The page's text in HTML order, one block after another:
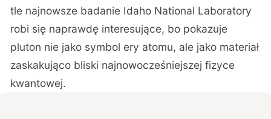
tle najnowsze badanie Idaho National Laboratory
robi się naprawdę interesujące, bo pokazuje
pluton nie jako symbol ery atomu, ale jako materiał
zaskakująco bliski najnowocześniejszej fizyce
kwantowej.